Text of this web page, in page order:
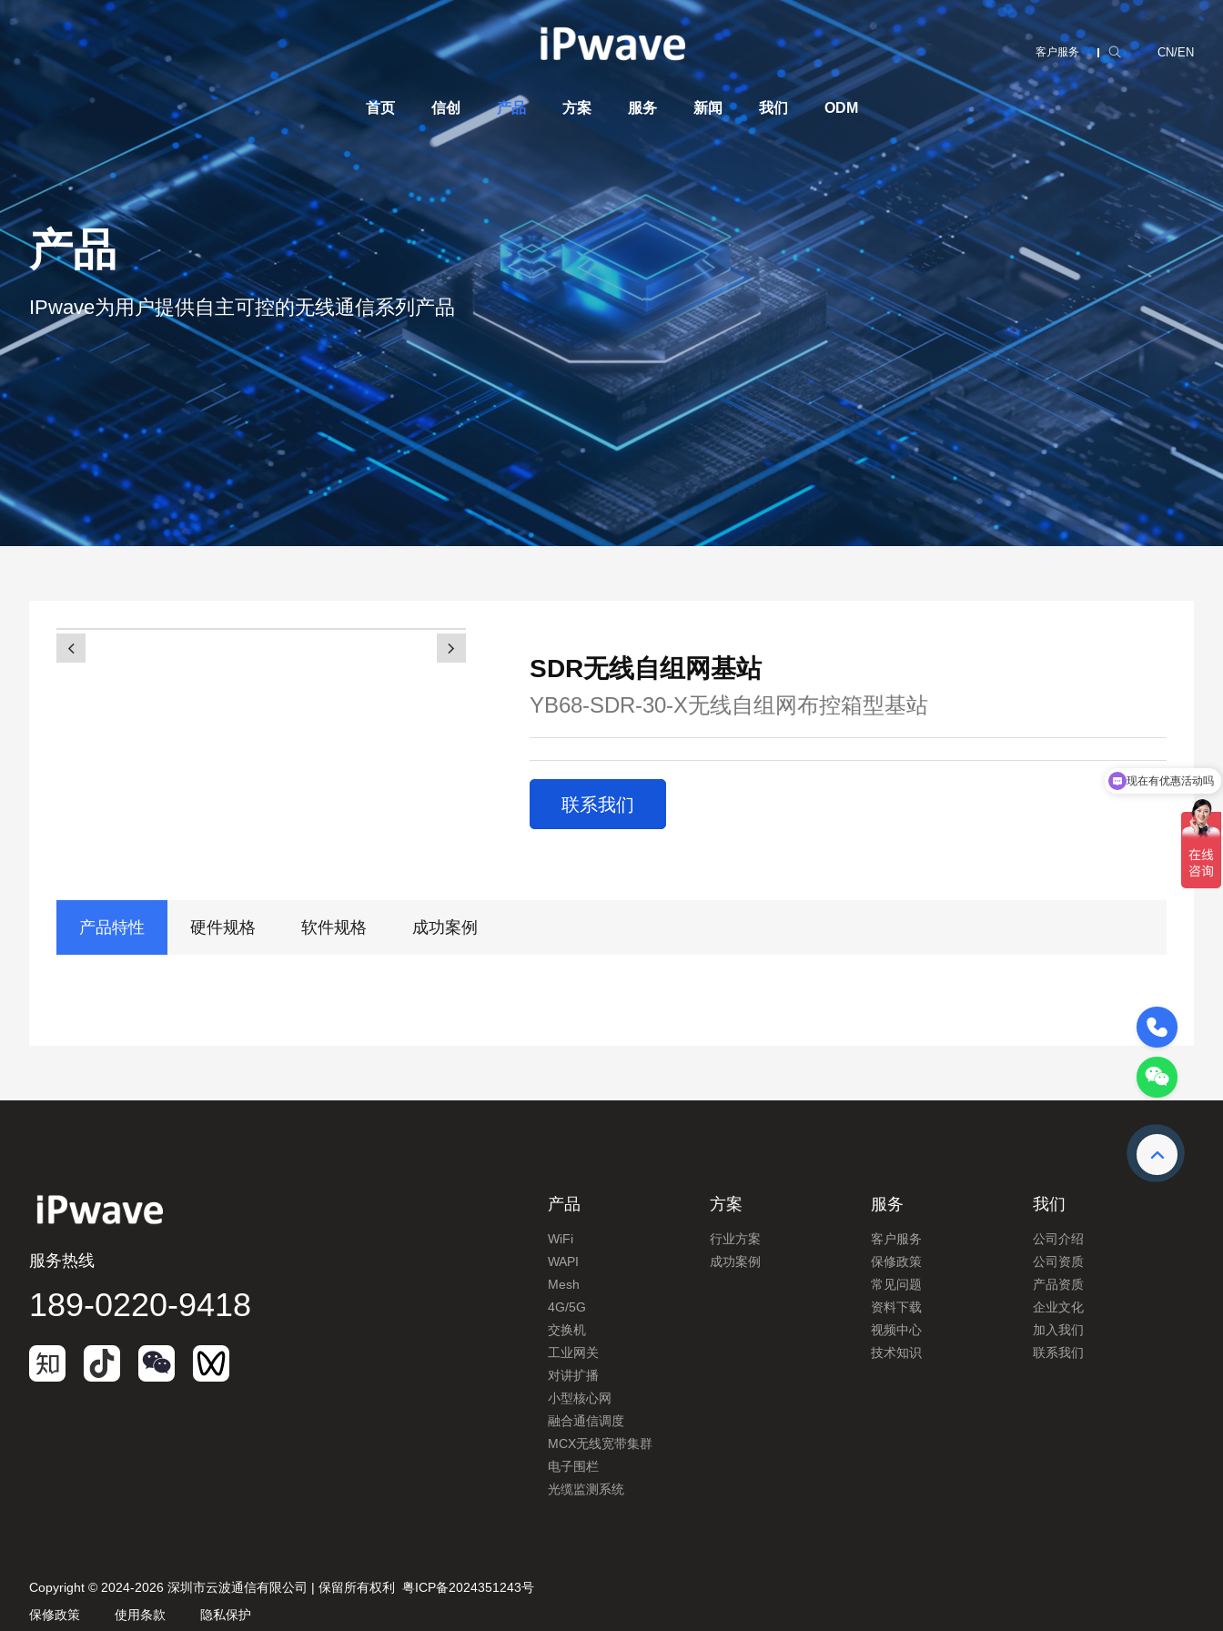
首页 信创 产品 方案 服务 新闻 我们 ODM
客户服务 CN/EN
产品
IPwave为用户提供自主可控的无线通信系列产品
SDR无线自组网基站
YB68-SDR-30-X无线自组网布控箱型基站
联系我们
产品特性 硬件规格 软件规格 成功案例
服务热线
189-0220-9418
产品
WiFi
WAPI
Mesh
4G/5G
交换机
工业网关
对讲扩播
小型核心网
融合通信调度
MCX无线宽带集群
电子围栏
光缆监测系统
方案
行业方案
成功案例
服务
客户服务
保修政策
常见问题
资料下载
视频中心
技术知识
我们
公司介绍
公司资质
产品资质
企业文化
加入我们
联系我们
Copyright © 2024-2026 深圳市云波通信有限公司 | 保留所有权利 粤ICP备2024351243号
保修政策
使用条款 隐私保护
189-0220-9418
可以介绍下你们的产品么